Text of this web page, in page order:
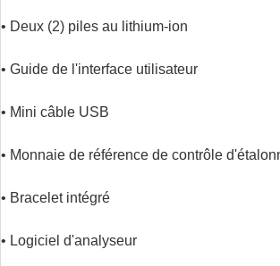
• Deux (2) piles au lithium-ion
• Guide de l'interface utilisateur
• Mini câble USB
• Monnaie de référence de contrôle
• Bracelet intégré
• Logiciel d'analyseur